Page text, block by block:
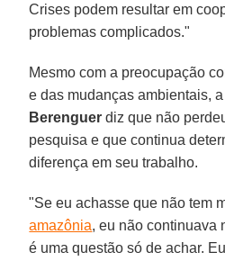
Crises podem resultar em
problemas complicados."
Mesmo com a preocupação
e das mudanças ambientais,
Berenguer diz que não
pesquisa e que continua
diferença em seu trabalho.
"Se eu achasse que não tem
amazônia, eu não continuava
é uma questão só de achar.